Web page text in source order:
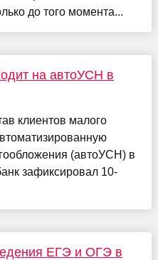
до того момента...
на автоУСН в
клиентов малого
(автоУСН) в
зафиксировал 10-
ЕГЭ и ОГЭ в